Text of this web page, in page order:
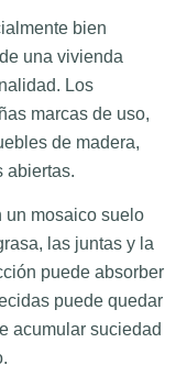
bien
una vivienda
Los
marcas de uso,
de madera,
abiertas.
un mosaico suelo
las juntas y la
puede absorber
puede quedar
acumular suciedad